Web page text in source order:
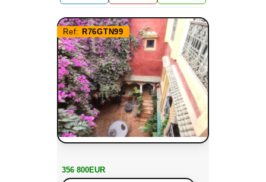
Ref: R76GTN99
356 800EUR